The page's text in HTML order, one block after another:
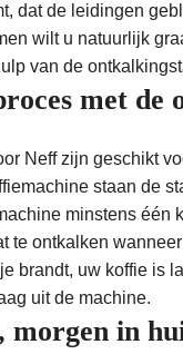
dat de leidingen
wilt u natuurlijk
van de
met
Neff zijn geschikt
staan de
minstens één
te ontkalken
brandt, uw koffie is
uit de machine.
morgen in